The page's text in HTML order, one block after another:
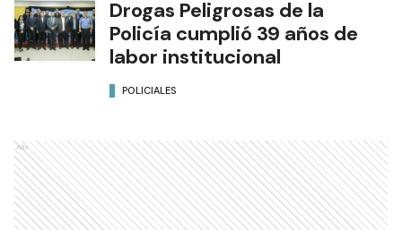
Drogas Peligrosas de la
Policía cumplió 39 años de
labor institucional
POLICIALES
Ads